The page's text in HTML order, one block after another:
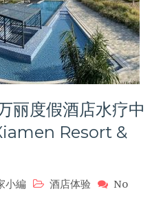
丽度假酒店水疗中
Resort &
小編 酒店体验
No